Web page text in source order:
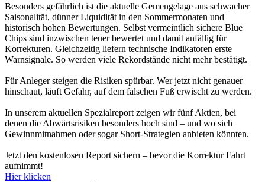
Besonders gefährlich ist die aktuelle Gemengelage aus schwacher
Saisonalität, dünner Liquidität in den Sommermonaten und
historisch hohen Bewertungen. Selbst vermeintlich sichere Blue
Chips sind inzwischen teuer bewertet und damit anfällig für
Korrekturen. Gleichzeitig liefern technische Indikatoren erste
Warnsignale. So werden viele Rekordstände nicht mehr bestätigt.
Für Anleger steigen die Risiken spürbar. Wer jetzt nicht genauer
hinschaut, läuft Gefahr, auf dem falschen Fuß erwischt zu werden.
In unserem aktuellen Spezialreport zeigen wir fünf Aktien, bei
denen die Abwärtsrisiken besonders hoch sind – und wo sich
Gewinnmitnahmen oder sogar Short-Strategien anbieten könnten.
Jetzt den kostenlosen Report sichern – bevor die Korrektur Fahrt
aufnimmt!
Hier klicken